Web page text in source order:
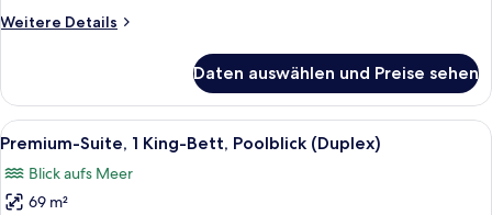
Weitere Details
Weitere
Duplex
Suite
with Private Heated
Hydromassage
Daten auswählen und Preise sehen
Alle
Fotos
für
Premium-
Ein Schlafzimmer mit einem großen
11
Premium-Suite, 1 King-Bett, Poolblick (Duplex)
Blick aufs Meer
69 m²